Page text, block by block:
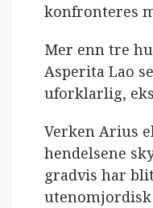
konfronteres
Mer enn tre
Asperita Lao
uforklarlig,
Verken Arius
hendelsene
gradvis har
utenomjordisk